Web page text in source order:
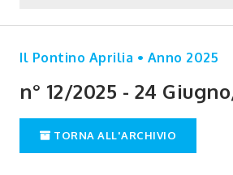
Il Pontino Aprilia • Anno 2025
n° 12/2025 - 24
TORNA ALL'ARCHIVIO